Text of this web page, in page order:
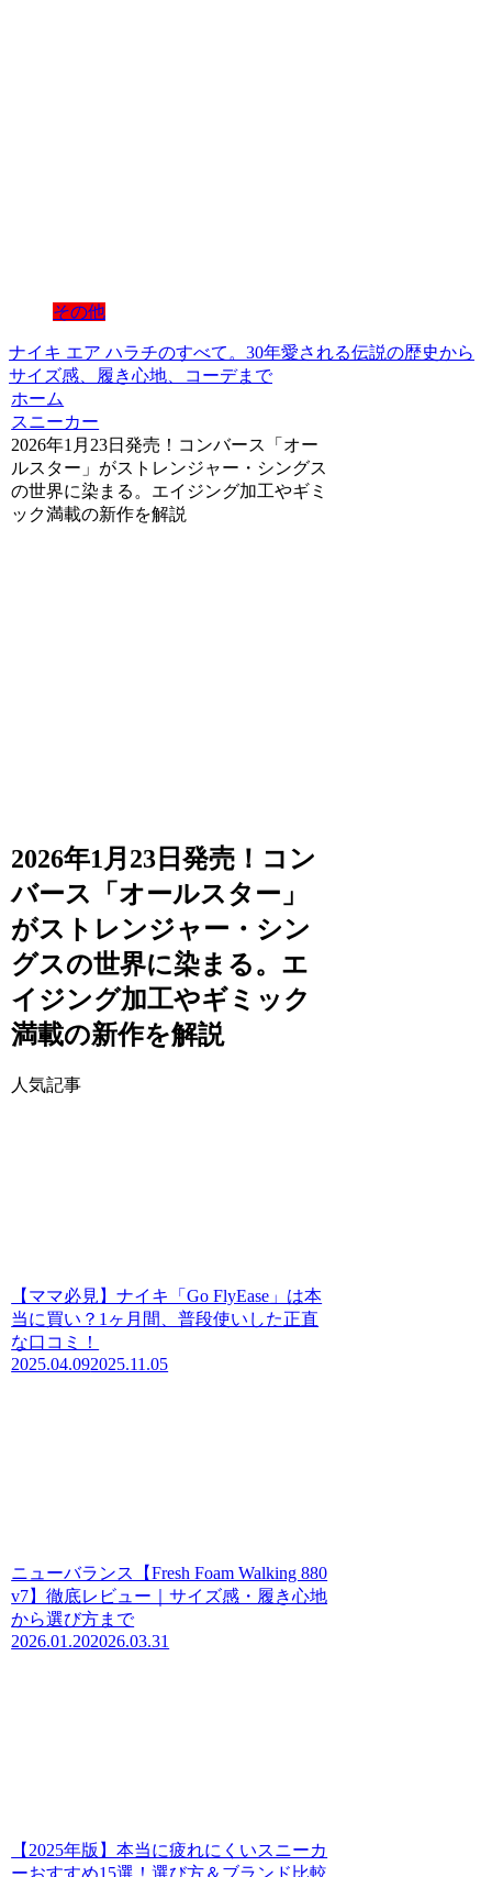
その他
ナイキ エア ハラチのすべて。30年愛される伝説の歴史から
サイズ感、履き心地、コーデまで
ホーム
スニーカー
2026年1月23日発売！コンバース「オー
ルスター」がストレンジャー・シングス
の世界に染まる。エイジング加工やギミ
ック満載の新作を解説
2026年1月23日発売！コン
バース「オールスター」
がストレンジャー・シン
グスの世界に染まる。エ
イジング加工やギミック
満載の新作を解説
人気記事
【ママ必見】ナイキ「Go FlyEase」は本
当に買い？1ヶ月間、普段使いした正直
な口コミ！
2025.04.092025.11.05
ニューバランス【Fresh Foam Walking 880
v7】徹底レビュー｜サイズ感・履き心地
から選び方まで
2026.01.202026.03.31
【2025年版】本当に疲れにくいスニーカ
ーおすすめ15選！選び方＆ブランド比較